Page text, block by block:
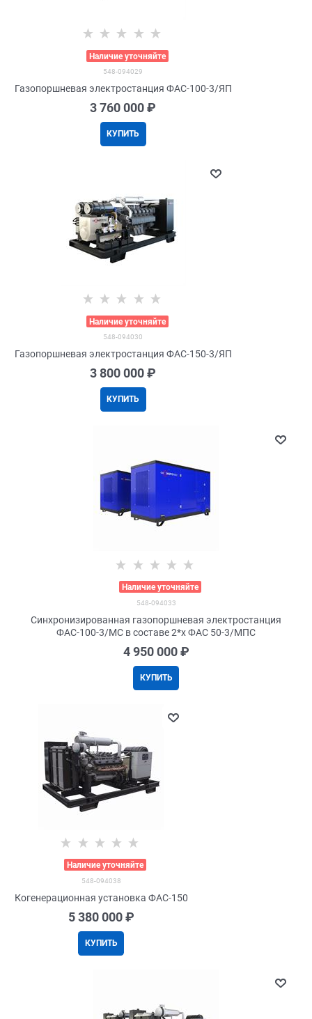
Наличие уточняйте
548-094029
Газопоршневая электростанция ФАС-100-3/ЯП
3 760 000 ₽
КУПИТЬ
Наличие уточняйте
548-094030
Газопоршневая электростанция ФАС-150-3/ЯП
3 800 000 ₽
КУПИТЬ
Наличие уточняйте
548-094033
Синхронизированная газопоршневая электростанция
ФАС-100-3/МС в составе 2*x ФАС 50-3/МПС
4 950 000 ₽
КУПИТЬ
Наличие уточняйте
548-094038
Когенерационная установка ФАС-150
5 380 000 ₽
КУПИТЬ